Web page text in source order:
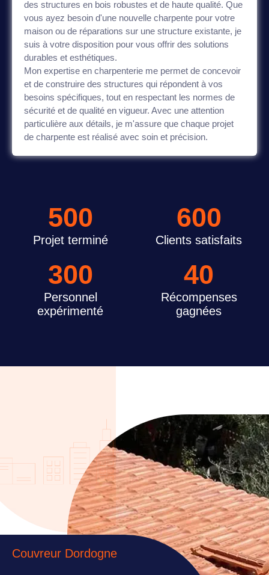
des structures en bois robustes et de haute qualité. Que
vous ayez besoin d'une nouvelle charpente pour votre
maison ou de réparations sur une structure existante, je
suis à votre disposition pour vous offrir des solutions
durables et esthétiques.
Mon expertise en charpenterie me permet de concevoir
et de construire des structures qui répondent à vos
besoins spécifiques, tout en respectant les normes de
sécurité et de qualité en vigueur. Avec une attention
particulière aux détails, je m'assure que chaque projet
de charpente est réalisé avec soin et précision.
500
Projet terminé
600
Clients satisfaits
300
Personnel
expérimenté
40
Récompenses
gagnées
Couvreur Dordogne